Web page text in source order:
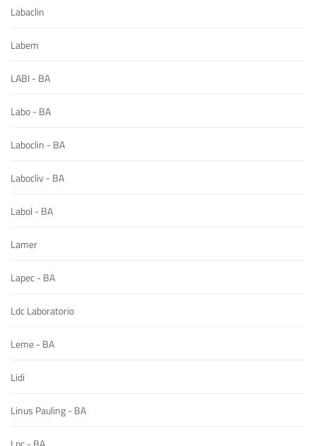
Labaclin
Labem
LABI - BA
Labo - BA
Laboclin - BA
Labocliv - BA
Labol - BA
Lamer
Lapec - BA
Ldc Laboratorio
Leme - BA
Lidi
Linus Pauling - BA